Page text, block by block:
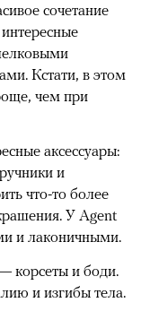
сочетание
Кстати, в этом
чем при
аксессуары:
и
что-то более
У Agent
и лаконичными.
корсеты и боди.
и изгибы тела.